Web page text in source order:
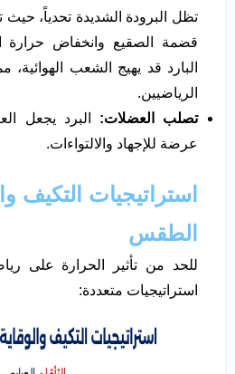
تظل البرودة الشديدة تحدياً، حيث
قضمة الصقيع وانخفاض حرارة
البارد قد يهيج الشعب
الرياضيين.
تصلب العضلات: البرد يجعل
عرضة للإجهاد والالتواءات.
استراتيجيات التكيف
الطقس
للحد من تأثير الحرارة على
استراتيجيات متعددة: